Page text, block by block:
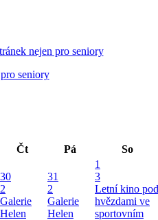
nejen pro seniory
Čt Pá So
30
2
Galerie
Helen
31
2
Galerie
Helen
1
3
Letní kino pod
hvězdami ve
sportovním